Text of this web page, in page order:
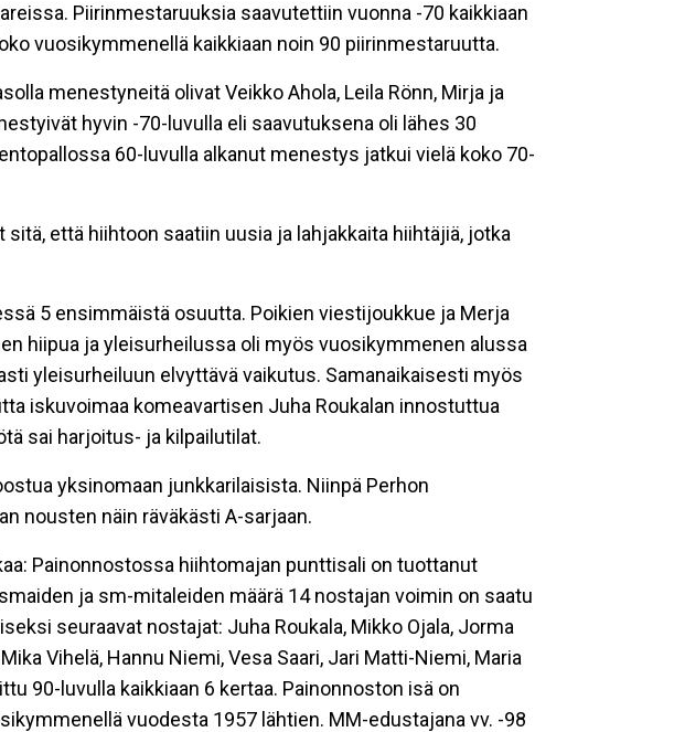
Piirinmestaruuksia saavutettiin vuonna -70 kaikkiaan
vuosikymmenellä kaikkiaan noin 90 piirinmestaruutta.
menestyneitä olivat Veikko Ahola, Leila Rönn, Mirja ja
hyvin -70-luvulla eli saavutuksena oli lähes 30
60-luvulla alkanut menestys jatkui vielä koko 70-
että hiihtoon saatiin uusia ja lahjakkaita hiihtäjiä, jotka
5 ensimmäistä osuutta. Poikien viestijoukkue ja Merja
hiipua ja yleisurheilussa oli myös vuosikymmenen alussa
yleisurheiluun elvyttävä vaikutus. Samanaikaisesti myös
iskuvoimaa komeavartisen Juha Roukalan innostuttua
sai harjoitus- ja kilpailutilat.
yksinomaan junkkarilaisista. Niinpä Perhon
nousten näin räväkästi A-sarjaan.
Painonnostossa hiihtomajan punttisali on tuottanut
ja sm-mitaleiden määrä 14 nostajan voimin on saatu
seuraavat nostajat: Juha Roukala, Mikko Ojala, Jorma
Vihelä, Hannu Niemi, Vesa Saari, Jari Matti-Niemi, Maria
90-luvulla kaikkiaan 6 kertaa. Painonnoston isä on
vuodesta 1957 lähtien. MM-edustajana vv. -98